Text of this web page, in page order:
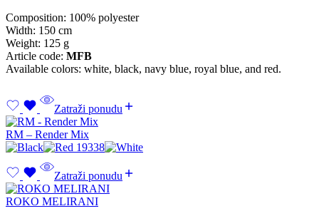
Composition: 100% polyester
Width: 150 cm
Weight: 125 g
Article code: MFB
Available colors: white, black, navy blue, royal blue, and red.
Zatraži ponudu
RM – Render Mix
Zatraži ponudu
ROKO MELIRANI